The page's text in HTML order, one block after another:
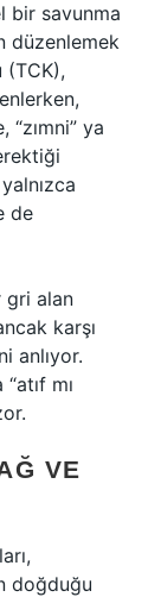
bir savunma
düzenlemek
(TCK),
“zımni” ya
de
gri alan
karşı
anlıyor.
mı
VE
doğduğu